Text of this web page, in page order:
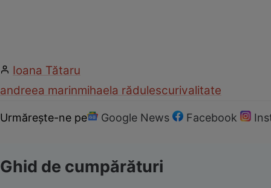
Ioana Tătaru
andreea marinmihaela rădulescurivalitate
Urmărește-ne pe Google News Facebook
Ghid de cumpărături